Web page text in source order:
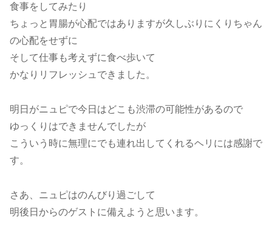
食事をしてみたり
ちょっと胃腸が心配ではありますが久しぶりにくりちゃん
の心配をせずに
そして仕事も考えずに食べ歩いて
かなりリフレッシュできました。
明日がニュピで今日はどこも渋滞の可能性があるので
ゆっくりはできませんでしたが
こういう時に無理にでも連れ出してくれるヘリには感謝で
す。
さあ、ニュピはのんびり過ごして
明後日からのゲストに備えようと思います。